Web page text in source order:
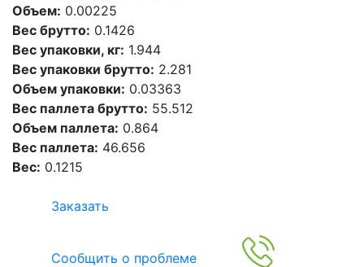
Объем: 0.00225
Вес брутто: 0.1426
Вес упаковки, кг: 1.944
Вес упаковки брутто: 2.281
Объем упаковки: 0.03363
Вес паллета брутто: 55.512
Объем паллета: 0.864
Вес паллета: 46.656
Вес: 0.1215
Заказать
Сообщить о проблеме